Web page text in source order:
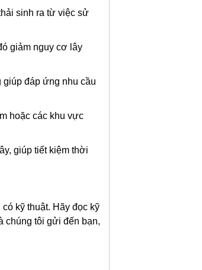
sinh ra từ việc sử
giảm nguy cơ lây
đáp ứng nhu cầu
hoặc các khu vực
giúp tiết kiệm thời
kỹ thuật. Hãy đọc kỹ
chúng tôi gửi đến bạn,